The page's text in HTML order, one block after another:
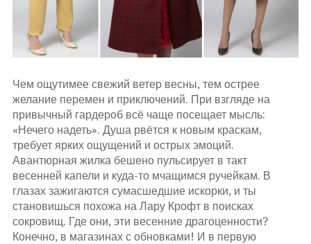
Чем ощутимее свежий ветер весны, тем острее
желание перемен и приключений. При взгляде на
привычный гардероб всё чаще посещает мысль:
«Нечего надеть». Душа рвётся к новым краскам,
требует ярких ощущений и острых эмоций.
Авантюрная жилка бешено пульсирует в такт
весенней капели и куда-то мчащимся ручейкам. В
глазах зажигаются сумасшедшие искорки, и ты
становишься похожа на Лару Крофт в поисках
сокровищ. Где они, эти весенние драгоценности?
Конечно, в магазинах с обновками! И в первую